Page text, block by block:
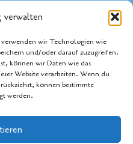
verwalten
wir Technologien wie
und/oder darauf zuzugreifen.
können wir Daten wie das
Website verarbeiten. Wenn du
können bestimmte
werden.
000